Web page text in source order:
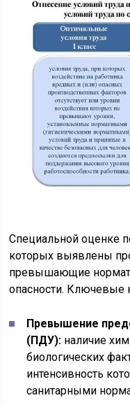
Специальной оценке
которых выявлены
превышающие
опасности. Ключевые
Превышение
(ПДУ): наличие
биологических
интенсивность
санитарными